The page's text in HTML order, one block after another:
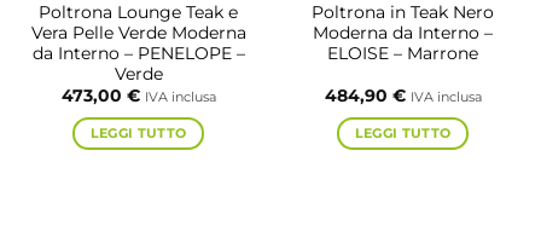
Poltrona Lounge Teak e
Vera Pelle Verde Moderna
da Interno – PENELOPE –
Verde
473,00 € IVA inclusa
LEGGI TUTTO
Poltrona in Teak Nero
Moderna da Interno –
ELOISE – Marrone
484,90 € IVA inclusa
LEGGI TUTTO